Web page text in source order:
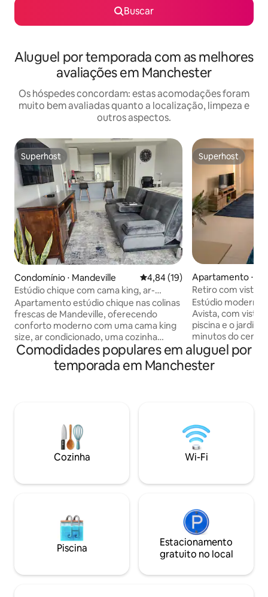
Buscar
Aluguel por temporada com as melhores
avaliações em Manchester
Os hóspedes concordam: estas acomodações foram
muito bem avaliadas quanto a localização, limpeza e
outros aspectos.
Superhost
Superhost
Condomínio ⋅ Mandeville 4,84 de uma avaliação média
4,84 (19)
Estúdio chique com cama king, ar-
condicionado, piscina + academia
Apartamento estúdio chique nas colinas
frescas de Mandeville, oferecendo
conforto moderno com uma cama king
size, ar condicionado, uma cozinha
totalmente equipada, uma varanda
privada, Wi-Fi rápido, smart TV,
lavadora/secadora na unidade, uma
restaurantes e parques. Possui self-
check-in seguro + estacionamento
gratuito no local, em um complexo de
apartamentos tranquilo e fechado - ideal
ambiente tropical tranquilo.
Superhost
Superhost
Apartamento ⋅
Retiro com vista
5 minutos da
Estúdio moderno
Avista, com vistas
piscina e o jardim
minutos do
Acorde em uma
premium,
condicionado,
viajantes
visitam a família,
funerais. Precisa
segundo
Comodidades populares em aluguel por
temporada em Manchester
Cozinha Wi-Fi
Piscina
Estacionamento
gratuito no local